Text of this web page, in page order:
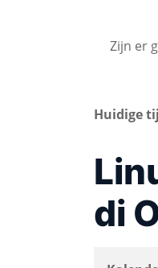
Zijn er
Huidige
di